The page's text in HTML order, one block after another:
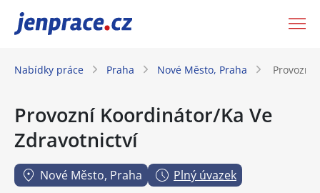
JenPráce.cz
Nabídky práce Praha Nové Město, Praha Provozní
Provozní Koordinátor/Ka Ve
Zdravotnictví
Nové Město, Praha Plný úvazek